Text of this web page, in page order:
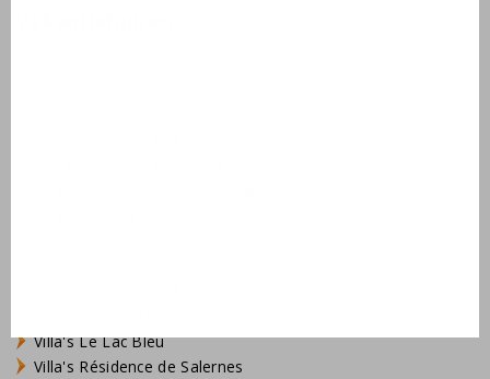
Villa's Le Lac Bleu
Villa's Résidence de Salernes